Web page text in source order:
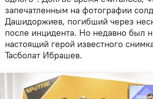
запечатленным на фотографии
Дашидоржиев, погибший через
после инцидента. Но недавно был
настоящий герой известного
Тасболат Ибрашев.